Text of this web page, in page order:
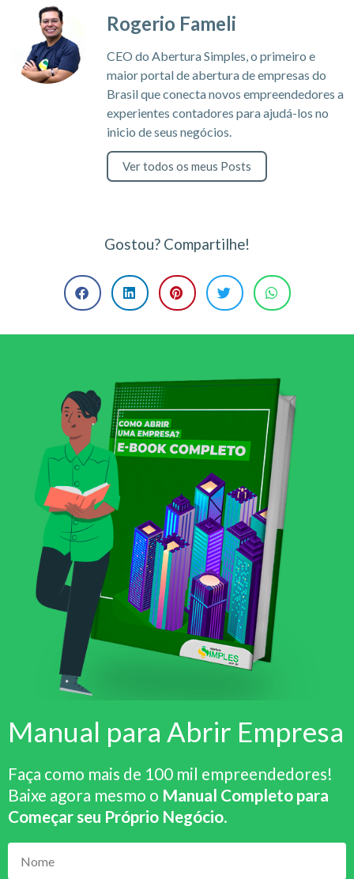
Rogerio Fameli
CEO do Abertura Simples, o primeiro e
maior portal de abertura de empresas do
Brasil que conecta novos empreendedores a
experientes contadores para ajudá-los no
inicio de seus negócios.
Ver todos os meus Posts
Gostou? Compartilhe!
Manual para Abrir Empresa
Faça como mais de 100 mil empreendedores!
Baixe agora mesmo o Manual Completo para
Começar seu Próprio Negócio.